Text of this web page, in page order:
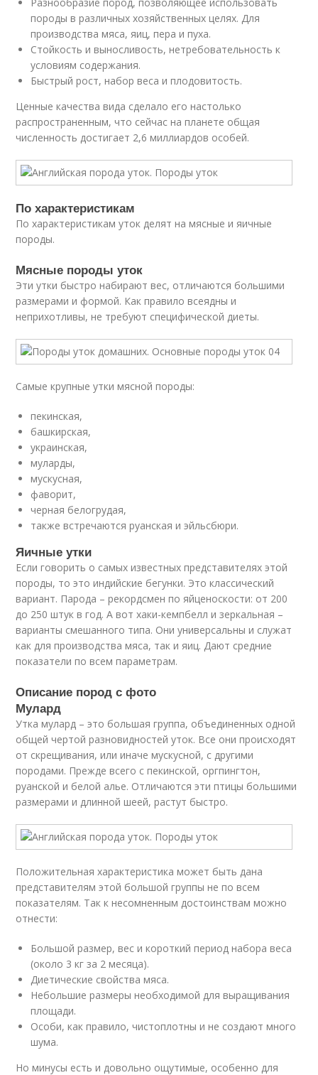
породы в различных хозяйственных целях. Для
производства мяса, яиц, пера и пуха.
Стойкость и выносливость, нетребовательность к
условиям содержания.
Быстрый рост, набор веса и плодовитость.
Ценные качества вида сделало его настолько
распространенным, что сейчас на планете общая
численность достигает 2,6 миллиардов особей.
По характеристикам
По характеристикам уток делят на мясные и яичные
породы.
Мясные породы уток
Эти утки быстро набирают вес, отличаются большими
размерами и формой. Как правило всеядны и
неприхотливы, не требуют специфической диеты.
Самые крупные утки мясной породы:
пекинская,
башкирская,
украинская,
муларды,
мускусная,
фаворит,
черная белогрудая,
также встречаются руанская и эйльсбюри.
Яичные утки
Если говорить о самых известных представителях этой
породы, то это индийские бегунки. Это классический
вариант. Парода – рекордсмен по яйценоскости: от 200
до 250 штук в год. А вот хаки-кемпбелл и зеркальная –
варианты смешанного типа. Они универсальны и служат
как для производства мяса, так и яиц. Дают средние
показатели по всем параметрам.
Описание пород с фото
Мулард
Утка мулард – это большая группа, объединенных одной
общей чертой разновидностей уток. Все они происходят
от скрещивания, или иначе мускусной, с другими
породами. Прежде всего с пекинской, оргпингтон,
руанской и белой алье. Отличаются эти птицы большими
размерами и длинной шеей, растут быстро.
Положительная характеристика может быть дана
представителям этой большой группы не по всем
показателям. Так к несомненным достоинствам можно
отнести:
Большой размер, вес и короткий период набора веса
(около 3 кг за 2 месяца).
Диетические свойства мяса.
Небольшие размеры необходимой для выращивания
площади.
Особи, как правило, чистоплотны и не создают много
шума.
Но минусы есть и довольно ощутимые, особенно для